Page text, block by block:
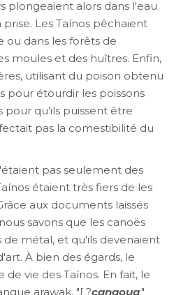
plongeaient alors dans l'eau
Les Taínos pêchaient
dans les forêts de
moules et des huîtres. Enfin,
utilisant du poison obtenu
pour étourdir les poissons
qu'ils puissent être
pas la comestibilité du
pas seulement des
étaient très fiers de les
aux documents laissés
savons que les canoës
métal, et qu'ils devenaient
À bien des égards, le
vie des Taínos. En fait, le
arawak, "[ ?canaoua."